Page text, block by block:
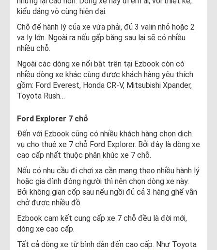
kiểu dáng vô cùng hiện đại.
Chỗ để hành lý của xe vừa phải, đủ 3 valin nhỏ hoặc 2
va ly lớn. Ngoài ra nếu gấp băng sau lại sẽ có nhiều
nhiều chỗ.
Ngoài các dòng xe nổi bật trên tại Ezbook còn có
nhiều dòng xe khác cùng được khách hàng yêu thích
gồm: Ford Everest, Honda CR-V, Mitsubishi Xpander,
Toyota Rush…
Ford Explorer 7 chỗ
Đến với Ezbook cũng có nhiều khách hàng chọn dịch
vụ cho thuê xe 7 chỗ Ford Explorer. Bởi đây là dòng xe
cao cấp nhất thuộc phân khúc xe 7 chỗ.
Nếu có nhu cầu đi chơi xa cần mang theo nhiều hành lý
hoặc gia đình đông người thì nên chọn dòng xe này.
Bởi không gian cốp sau nếu ngồi đủ cả 3 hàng ghế vẫn
chở được nhiều đồ.
Ezbook cam kết cung cấp xe 7 chỗ đều là đời mới,
dòng xe cao cấp.
Tất cả dòng xe từ bình dân đến cao cấp. Như Toyota